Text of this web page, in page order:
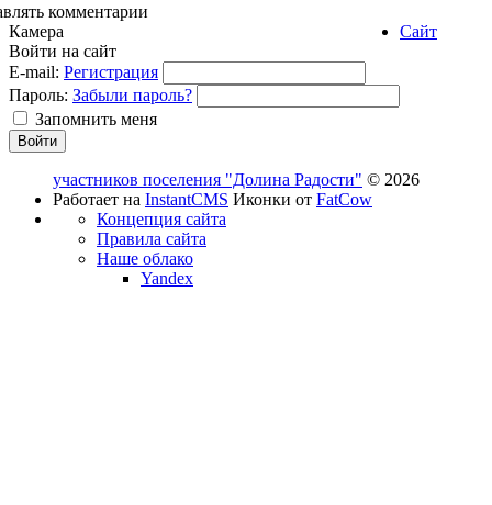
комментарии
Камера
Войти на сайт
E-mail: Регистрация
Пароль: Забыли пароль?
Запомнить меня
Сайт
участников поселения "Долина Радости" © 2026
Работает на InstantCMS Иконки от FatCow
Концепция сайта
Правила сайта
Наше облако
Yandex